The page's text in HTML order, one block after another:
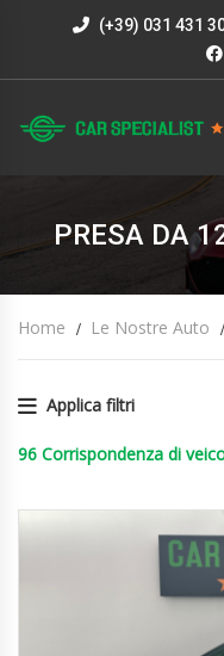
(+39) 031 431
PRESA DA
Home Le Nostre Auto
Applica filtri
96 Corrispondenza di